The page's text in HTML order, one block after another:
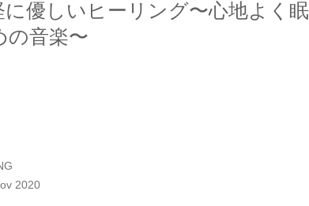
に優しいヒーリング〜心地よく眠
の音楽〜
2020